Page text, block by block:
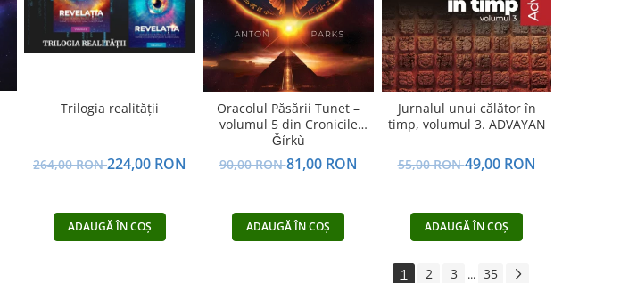
Trilogia realității
264,00 RON224,00 RON
ADAUGĂ ÎN COȘ
Oracolul Păsării Tunet –
volumul 5 din Cronicile
Ǧírkù
90,00 RON81,00 RON
ADAUGĂ ÎN COȘ
Jurnalul unui călător în
timp, volumul 3. ADVAYAN
55,00 RON49,00 RON
ADAUGĂ ÎN COȘ
1 2 3 ... 35